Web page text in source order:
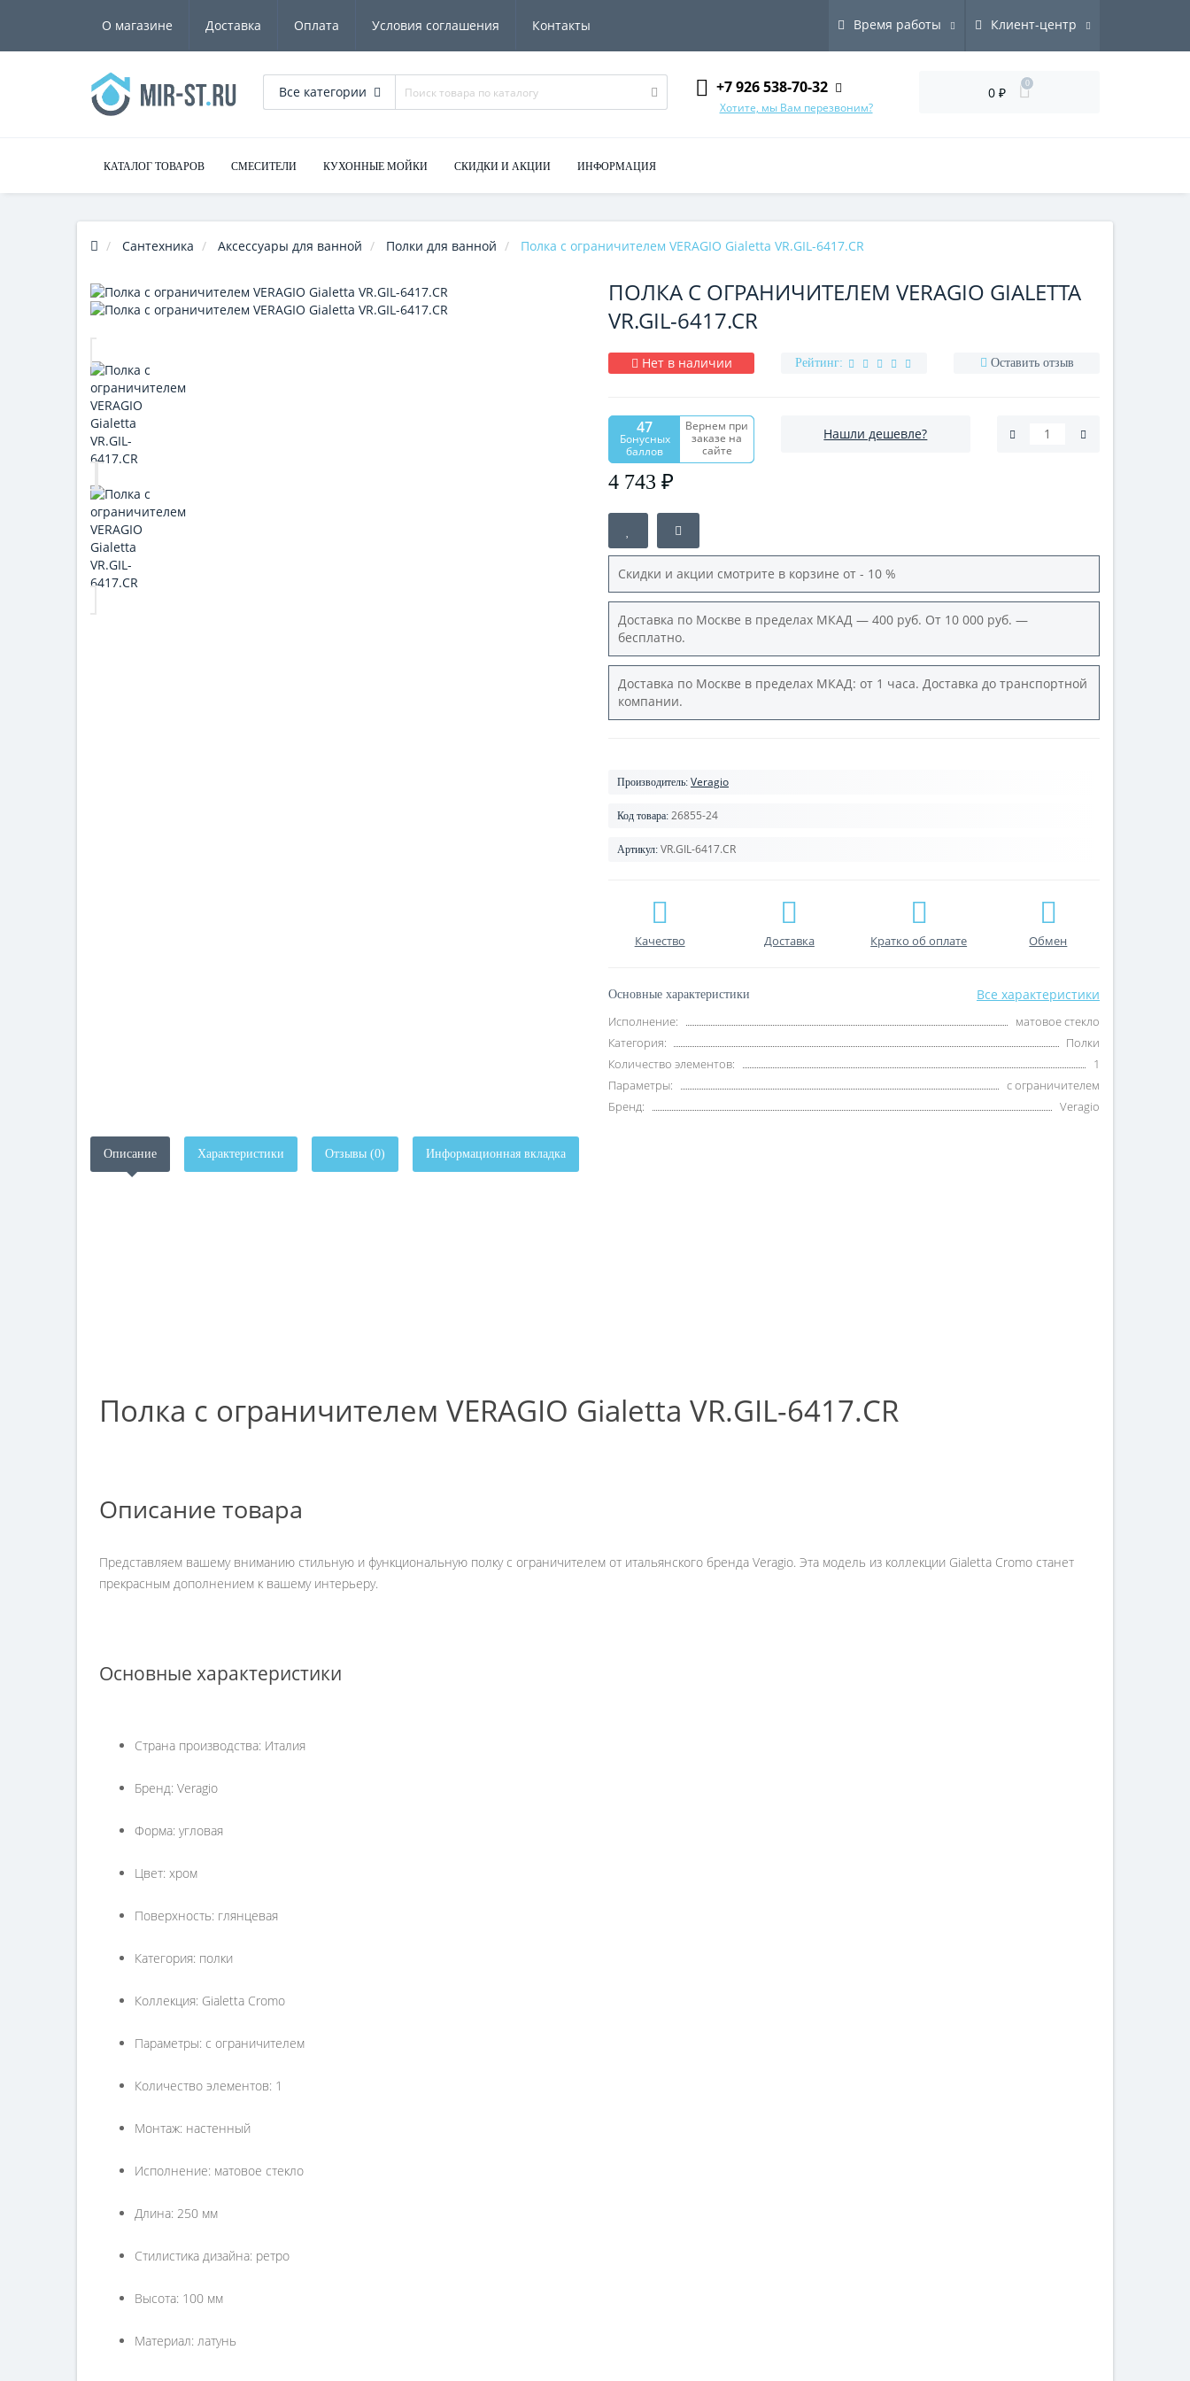
О магазине Доставка Оплата Условия соглашения Контакты Время работы Клиент-центр
Все категории +7 926 538-70-32
Хотите, мы Вам перезвоним?
0 ₽
0
КАТАЛОГ ТОВАРОВ СМЕСИТЕЛИ КУХОННЫЕ МОЙКИ СКИДКИ И АКЦИИ ИНФОРМАЦИЯ
Сантехника Аксессуары для ванной Полки для ванной Полка с ограничителем VERAGIO Gialetta VR.GIL-6417.CR
ПОЛКА С ОГРАНИЧИТЕЛЕМ VERAGIO GIALETTA
VR.GIL-6417.CR
Нет в наличии Рейтинг: Оставить отзыв
47
Бонусных
баллов
Вернем при
заказе на
сайте
4 743 ₽
Нашли дешевле?
Скидки и акции смотрите в корзине от - 10 %
Доставка по Москве в пределах МКАД — 400 руб. От 10 000 руб. —
бесплатно.
Доставка по Москве в пределах МКАД: от 1 часа. Доставка до транспортной
компании.
Производитель: Veragio
Код товара: 26855-24
Артикул: VR.GIL-6417.CR
Качество Доставка Кратко об оплате Обмен
Основные характеристики Все характеристики
Исполнение:
матовое стекло
Категория:
Полки
Количество элементов:
1
Параметры:
с ограничителем
Бренд:
Veragio
Описание Характеристики Отзывы (0) Информационная вкладка
Полка с ограничителем VERAGIO Gialetta VR.GIL-6417.CR
Описание товара
Представляем вашему вниманию стильную и функциональную полку с ограничителем от итальянского бренда Veragio. Эта модель из коллекции Gialetta Cromo станет
прекрасным дополнением к вашему интерьеру.
Основные характеристики
Страна производства: Италия
Бренд: Veragio
Форма: угловая
Цвет: хром
Поверхность: глянцевая
Категория: полки
Коллекция: Gialetta Cromo
Параметры: с ограничителем
Количество элементов: 1
Монтаж: настенный
Исполнение: матовое стекло
Длина: 250 мм
Стилистика дизайна: ретро
Высота: 100 мм
Материал: латунь